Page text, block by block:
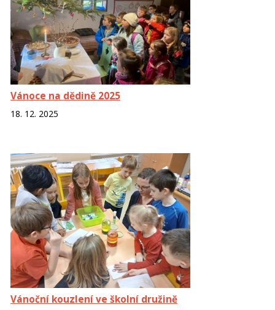
Vánoce na dědině 2025
18. 12. 2025
Vánoční kouzlení ve školní družině